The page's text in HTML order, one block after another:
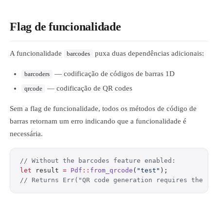
Flag de funcionalidade
A funcionalidade barcodes puxa duas dependências adicionais:
barcoders — codificação de códigos de barras 1D
qrcode — codificação de QR codes
Sem a flag de funcionalidade, todos os métodos de código de
barras retornam um erro indicando que a funcionalidade é
necessária.
// Without the barcodes feature enabled:
let result = Pdf :: from_qrcode ( "test" );
// Returns Err("QR code generation requires the